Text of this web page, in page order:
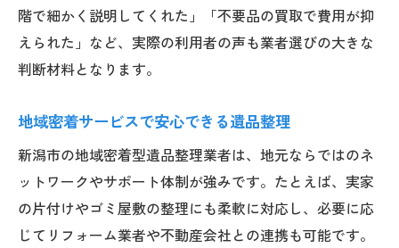
階で細かく説明してくれた」「不要品の買取で費用が抑
えられた」など、実際の利用者の声も業者選びの大きな
判断材料となります。
地域密着サービスで安心できる遺品整理
新潟市の地域密着型遺品整理業者は、地元ならではのネ
ットワークやサポート体制が強みです。たとえば、実家
の片付けやゴミ屋敷の整理にも柔軟に対応し、必要に応
じてリフォーム業者や不動産会社との連携も可能です。